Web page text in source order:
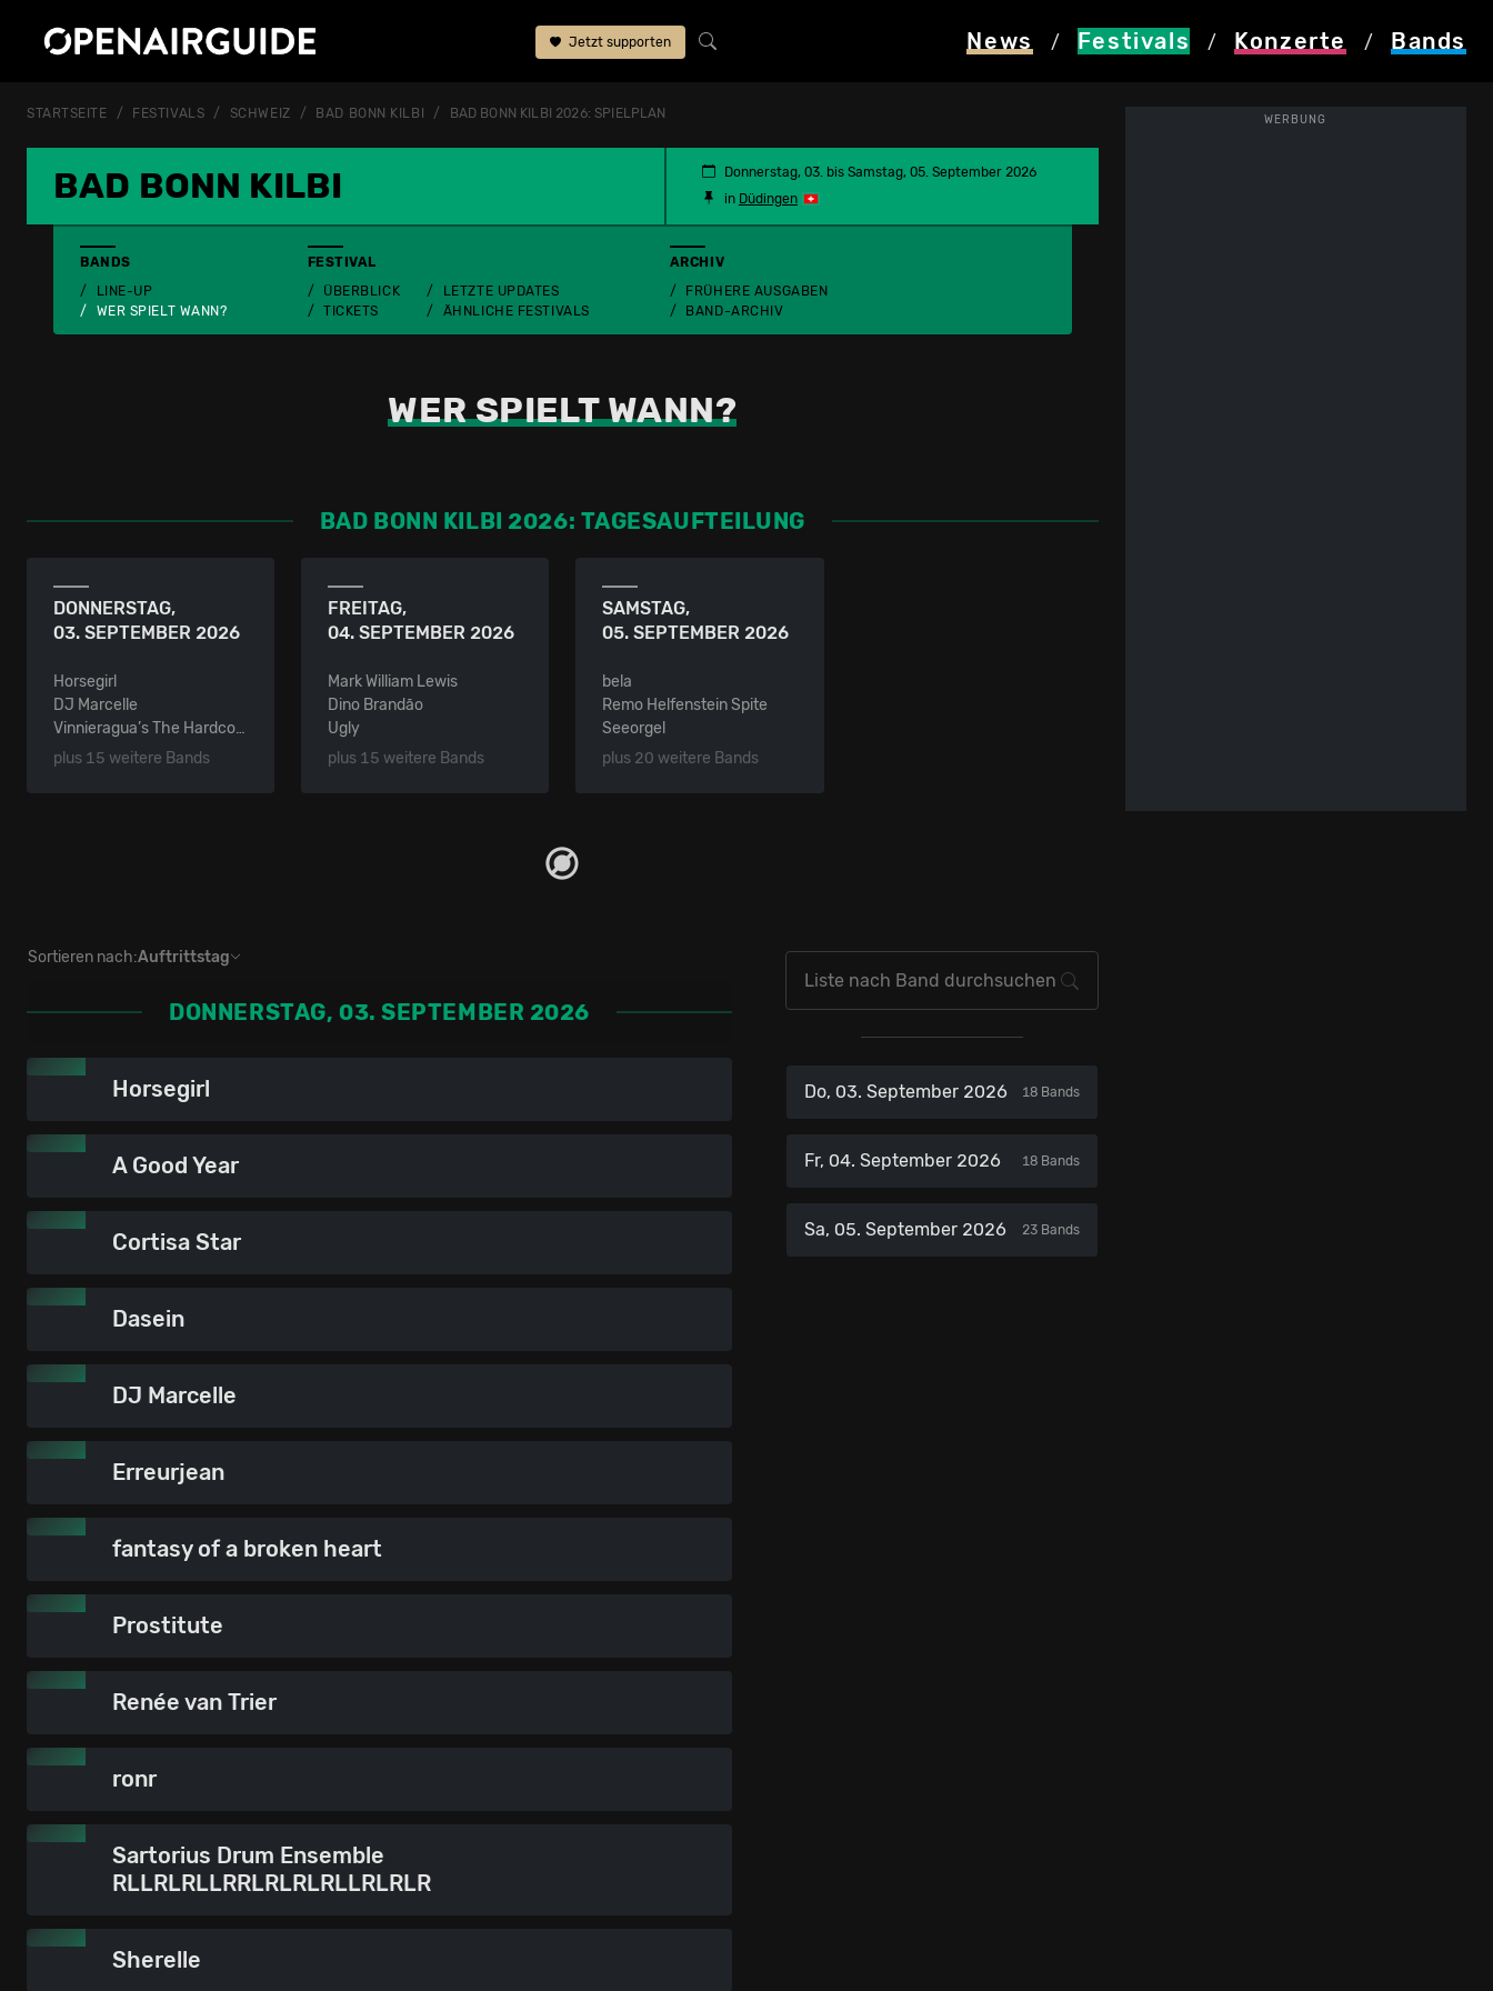
Jetzt supporten News / Festivals / Konzerte / Bands
WERBUNG
STARTSEITE FESTIVALS SCHWEIZ BAD BONN KILBI BAD BONN KILBI 2026: SPIELPLAN
BAD BONN KILBI
Donnerstag, 03. bis Samstag, 05. September 2026
in Düdingen
BANDS
LINE-UP
WER SPIELT WANN?
FESTIVAL
ÜBERBLICK
TICKETS
LETZTE UPDATES
ÄHNLICHE FESTIVALS
ARCHIV
FRÜHERE AUSGABEN
BAND-ARCHIV
WER SPIELT WANN?
BAD BONN KILBI 2026: TAGESAUFTEILUNG
DONNERSTAG,
03. SEPTEMBER 2026
Horsegirl
DJ Marcelle
Vinnieragua’s The Hardcore Trainer
plus 15 weitere Bands
FREITAG,
04. SEPTEMBER 2026
Mark William Lewis
Dino Brandão
Ugly
plus 15 weitere Bands
SAMSTAG,
05. SEPTEMBER 2026
bela
Remo Helfenstein Spite
Seeorgel
plus 20 weitere Bands
Sortieren nach:Auftrittstag
DONNERSTAG, 03. SEPTEMBER 2026
Horsegirl
A Good Year
Cortisa Star
Dasein
DJ Marcelle
Erreurjean
fantasy of a broken heart
Prostitute
Renée van Trier
ronr
Sartorius Drum Ensemble
RLLRLRLLRRLRLRLRLLRLRLR
Sherelle
Do, 03. September 2026 18 Bands
Fr, 04. September 2026 18 Bands
Sa, 05. September 2026 23 Bands